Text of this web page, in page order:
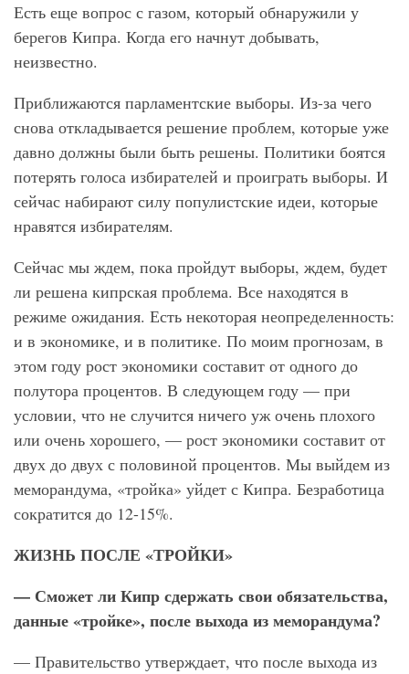
Есть еще вопрос с газом, который обнаружили у
берегов Кипра. Когда его начнут добывать,
неизвестно.
Приближаются парламентские выборы. Из-за чего
снова откладывается решение проблем, которые уже
давно должны были быть решены. Политики боятся
потерять голоса избирателей и проиграть выборы. И
сейчас набирают силу популистские идеи, которые
нравятся избирателям.
Сейчас мы ждем, пока пройдут выборы, ждем, будет
ли решена кипрская проблема. Все находятся в
режиме ожидания. Есть некоторая неопределенность:
и в экономике, и в политике. По моим прогнозам, в
этом году рост экономики составит от одного до
полутора процентов. В следующем году — при
условии, что не случится ничего уж очень плохого
или очень хорошего, — рост экономики составит от
двух до двух с половиной процентов. Мы выйдем из
меморандума, «тройка» уйдет с Кипра. Безработица
сократится до 12-15%.
ЖИЗНЬ ПОСЛЕ «ТРОЙКИ»
— Сможет ли Кипр сдержать свои обязательства,
данные «тройке», после выхода из меморандума?
— Правительство утверждает, что после выхода из